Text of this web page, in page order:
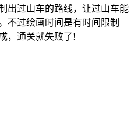
出过山车的路线，让过山车能
不过绘画时间是有时间限制
，通关就失败了!